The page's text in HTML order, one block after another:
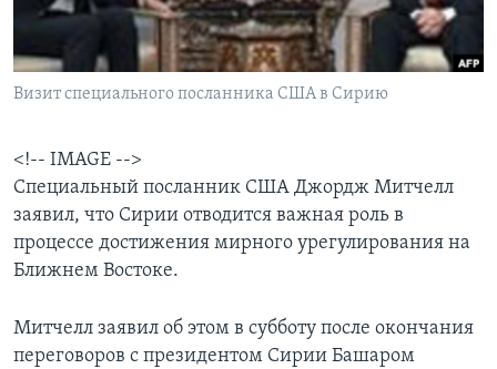
Learning English
СОЦИАЛЬНЫЕ СЕТИ
Языки
Визит специального посланника США в Сирию
<!-- IMAGE -->
Специальный посланник США Джордж Митчелл
заявил, что Сирии отводится важная роль в
процессе достижения мирного урегулирования на
Ближнем Востоке.
Митчелл заявил об этом в субботу после окончания
переговоров с президентом Сирии Башаром